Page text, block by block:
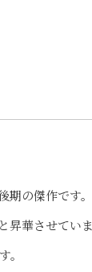
期の傑作です
華させてい